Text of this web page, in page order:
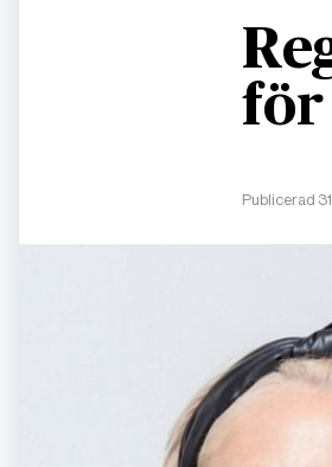
Publicerad